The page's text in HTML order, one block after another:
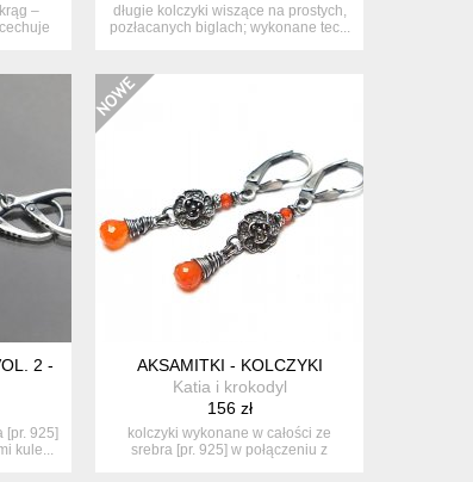
–
długie kolczyki wiszące na prostych,
pozłacanych biglach; wykonane tec...
2 - KOLCZYKI
[pr. 925]
kule...
AKSAMITKI - KOLCZYKI
Katia i krokodyl
156 zł
kolczyki wykonane w całości ze
srebra [pr. 925] w połączeniu z